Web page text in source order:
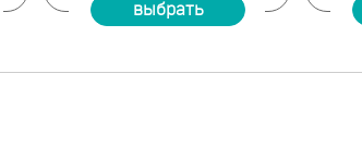
выбрать